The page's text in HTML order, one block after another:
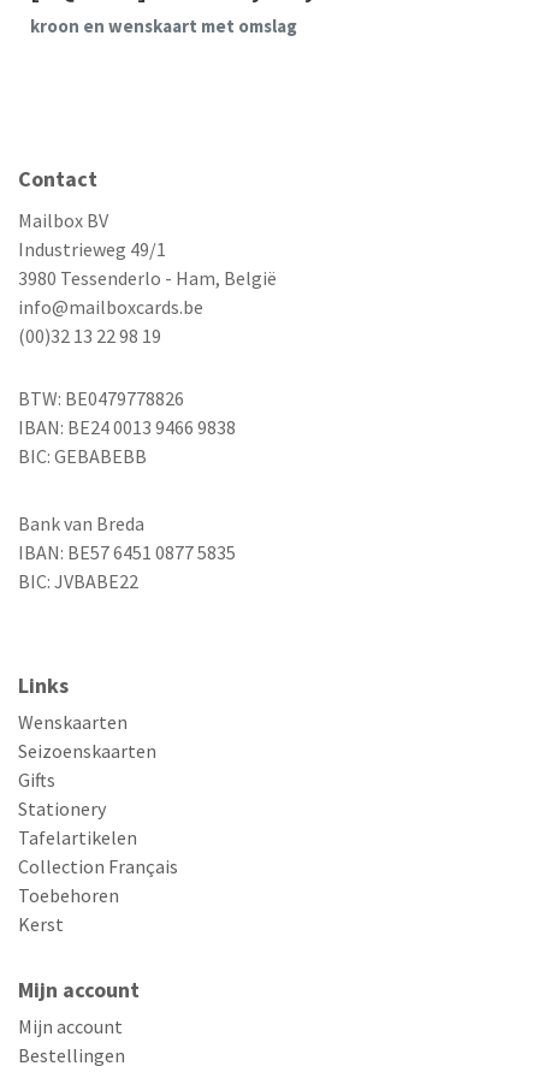
kroon en wenskaart met omslag
Contact
Mailbox BV
Industrieweg 49/1
3980 Tessenderlo - Ham, België
info@mailboxcards.be
(00)32 13 22 98 19
BTW: BE0479778826
IBAN: BE24 0013 9466 9838
BIC: GEBABEBB
Bank van Breda
IBAN: BE57 6451 0877 5835
BIC: JVBABE22
Links
Wenskaarten
Seizoenskaarten
Gifts
Stationery
Tafelartikelen
Collection Français
Toebehoren
Kerst
Mijn account
Mijn account
Bestellingen